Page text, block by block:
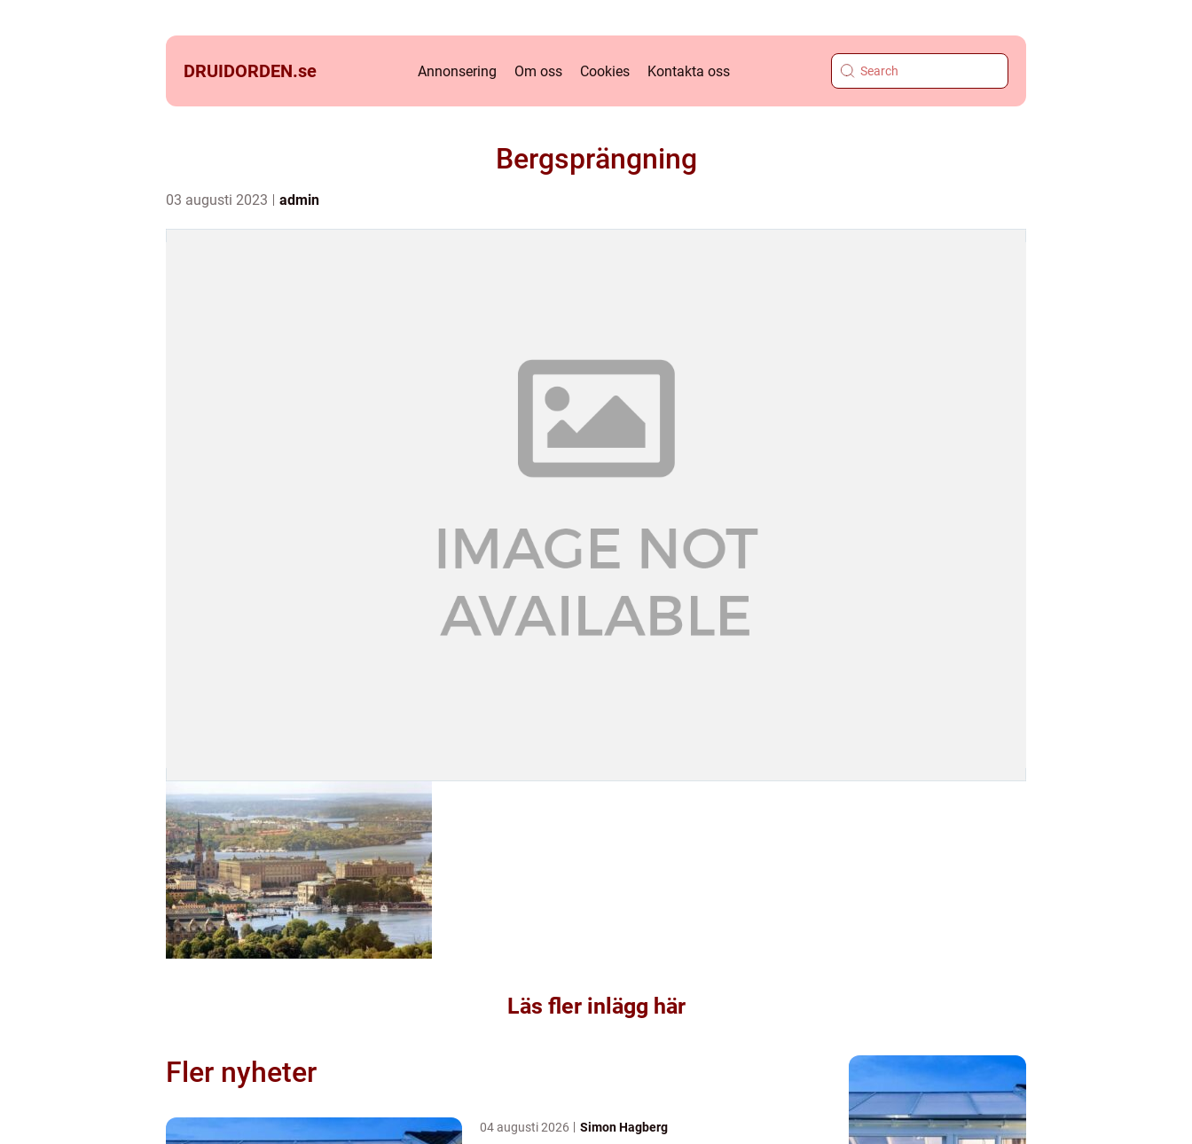
DRUIDORDEN.se Annonsering Om oss Cookies Kontakta oss
Bergsprängning
03 augusti 2023 admin
Läs fler inlägg här
Fler nyheter
04 augusti 2026 Simon Hagberg